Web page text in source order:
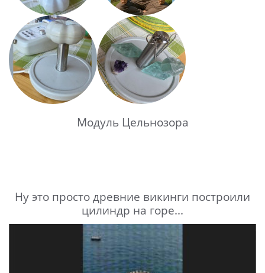
Модуль Цельнозора
Ну это просто древние викинги построили
цилиндр на горе...